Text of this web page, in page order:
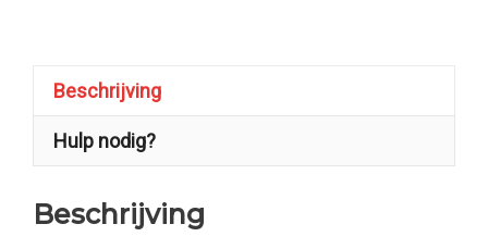
Beschrijving
Hulp nodig?
Beschrijving